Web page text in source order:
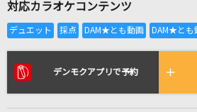
全国りれき
リアルタイムで歌われてい
対応カラオケコンテンツ
デンモクアプリで予約